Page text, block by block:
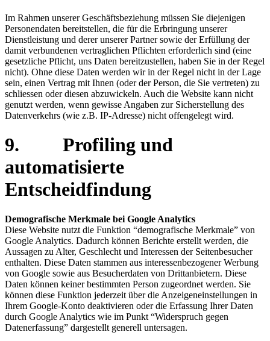
Im Rahmen unserer Geschäftsbeziehung müssen Sie diejenigen
Personendaten bereitstellen, die für die Erbringung unserer
Dienstleistung und derer unserer Partner sowie der Erfüllung der
damit verbundenen vertraglichen Pflichten erforderlich sind (eine
gesetzliche Pflicht, uns Daten bereitzustellen, haben Sie in der Regel
nicht). Ohne diese Daten werden wir in der Regel nicht in der Lage
sein, einen Vertrag mit Ihnen (oder der Person, die Sie vertreten) zu
schliessen oder diesen abzuwickeln. Auch die Website kann nicht
genutzt werden, wenn gewisse Angaben zur Sicherstellung des
Datenverkehrs (wie z.B. IP-Adresse) nicht offengelegt wird.
9. Profiling und
automatisierte
Entscheidfindung
Demografische Merkmale bei Google Analytics
Diese Website nutzt die Funktion “demografische Merkmale” von
Google Analytics. Dadurch können Berichte erstellt werden, die
Aussagen zu Alter, Geschlecht und Interessen der Seitenbesucher
enthalten. Diese Daten stammen aus interessenbezogener Werbung
von Google sowie aus Besucherdaten von Drittanbietern. Diese
Daten können keiner bestimmten Person zugeordnet werden. Sie
können diese Funktion jederzeit über die Anzeigeneinstellungen in
Ihrem Google-Konto deaktivieren oder die Erfassung Ihrer Daten
durch Google Analytics wie im Punkt “Widerspruch gegen
Datenerfassung” dargestellt generell untersagen.